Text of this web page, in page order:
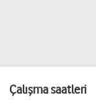
Çalışma saatleri